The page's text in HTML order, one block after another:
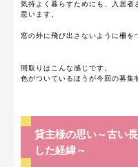
気持よく暮らすためにも、入居者
思います。
窓の外に飛び出さないように柵を
間取りはこんな感じです。
色がついているほうが今回の募集
貸主様の思い～古い
した経緯～